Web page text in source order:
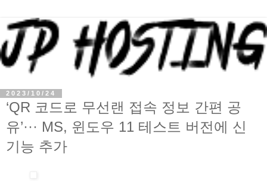
2023/10/24
‘QR 코드로 무선랜 접속 정보 간편 공
유’··· MS, 윈도우 11 테스트 버전에 신
기능 추가